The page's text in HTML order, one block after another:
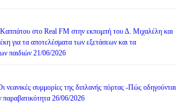
στο Real FM στην εκπομπή του Δ. Μιχαλέλη και
για τα αποτελέσματα των εξετάσεων και τα
παιδιών 21/06/2026
νεανικές συμμορίες της διπλανής πόρτας -Πώς οδηγούνται
παραβατικότητα 26/06/2026